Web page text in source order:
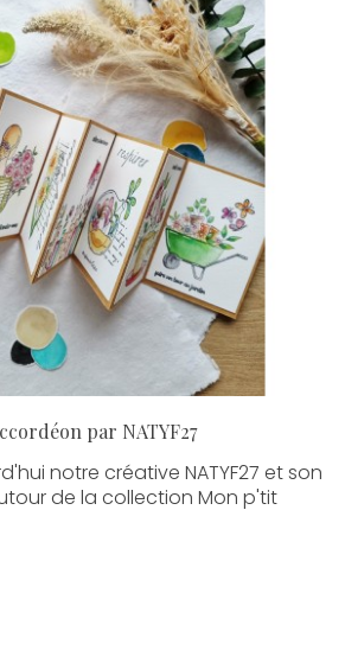
par NATYF27
notre créative NATYF27 et son
de la collection Mon p'tit